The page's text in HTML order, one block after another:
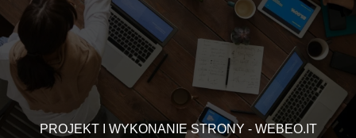
PROJEKT I WYKONANIE STRONY - WEBEO.IT